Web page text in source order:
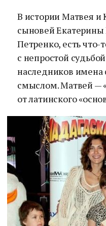
В истории Матвея и
сыновей
Петренко, есть что-
с непростой
наследников
смыслом. Матвей —
от латинского